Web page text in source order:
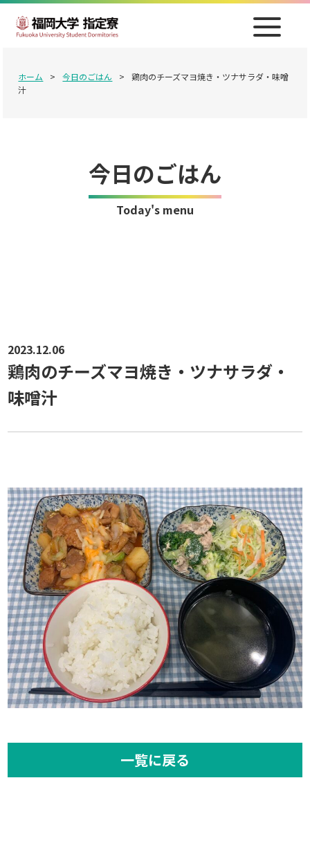
ホーム > 今日のごはん >
鶏肉のチーズマヨ焼き・ツナサラダ・味噌
汁
今日のごはん
Today's menu
2023.12.06
鶏肉のチーズマヨ焼き・ツナサラダ・
味噌汁
一覧に戻る